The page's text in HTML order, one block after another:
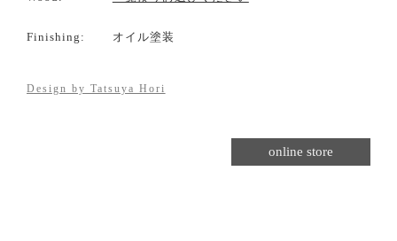
Finishing: オイル塗装
Design by Tatsuya Hori
online store